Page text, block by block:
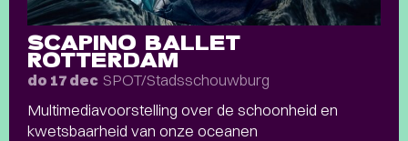
SCAPINO BALLET
ROTTERDAM
do 17 dec SPOT/Stadsschouwburg
Multimediavoorstelling over de schoonheid en
kwetsbaarheid van onze oceanen